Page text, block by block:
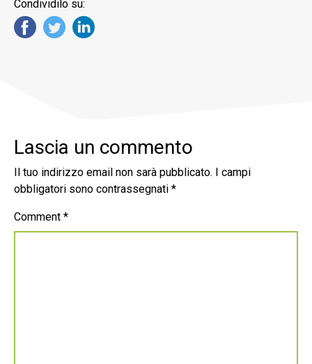
Condividilo su:
Lascia un commento
Il tuo indirizzo email non sarà pubblicato.
I campi
obbligatori sono contrassegnati *
Comment *